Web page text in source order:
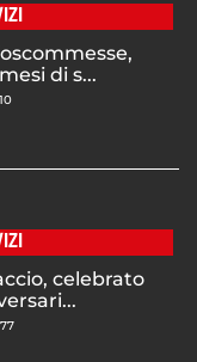
di s...
celebrato